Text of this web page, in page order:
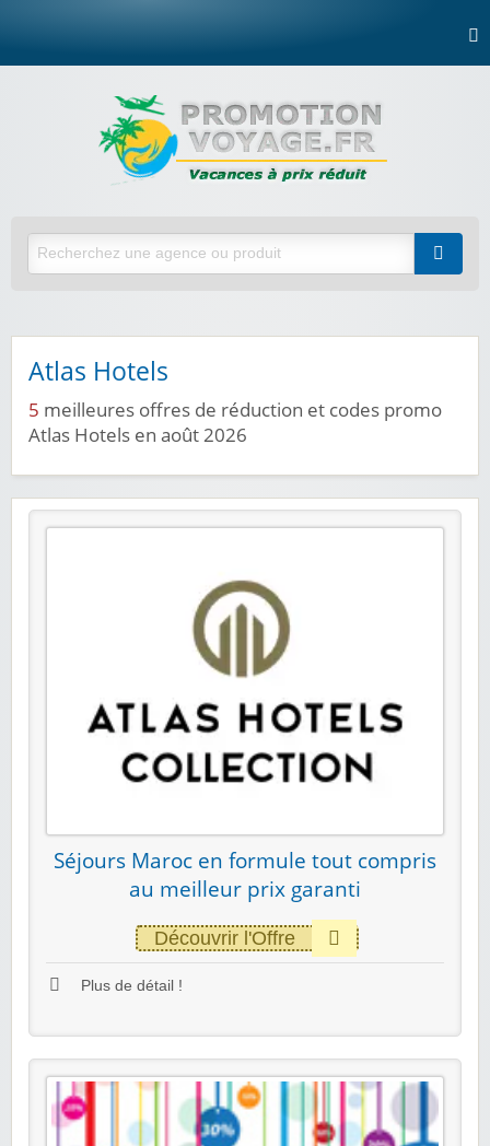
Atlas Hotels
5 meilleures offres de réduction et codes promo
Atlas Hotels en août 2026
Séjours Maroc en formule tout compris
au meilleur prix garanti
Découvrir l'Offre
Plus de détail !